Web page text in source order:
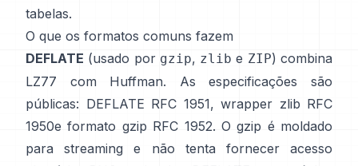
tabelas.
O que os formatos comuns fazem
DEFLATE (usado por gzip, zlib e ZIP) combina
LZ77 com Huffman. As especificações são
públicas: DEFLATE RFC 1951, wrapper zlib RFC
1950e formato gzip RFC 1952. O gzip é moldado
para streaming e
não tenta fornecer acesso